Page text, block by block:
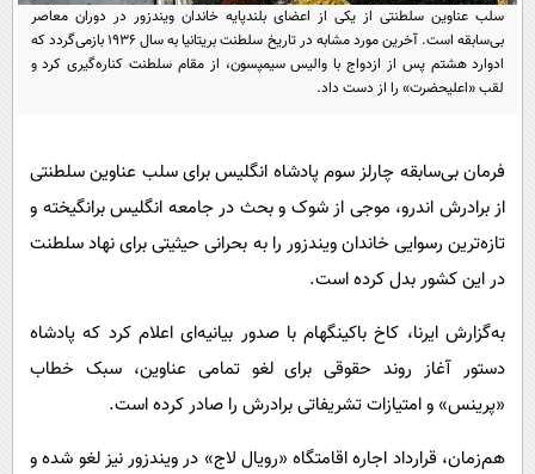
اخبار کریپتو
سرگرمی
فیلم
اقتصاد
محیط زیست
سلامت
فرهنگی
عصر ایران 2
خواندنی ها و دیدنی ها
پیامک
سلب عناوین سلطنتی از یکی از اعضای بلندپایه خاندان ویندزور در دوران معاصر
بی‌سابقه است. آخرین مورد مشابه در تاریخ سلطنت بریتانیا به سال ۱۹۳۶ بازمی‌گردد که
ادوارد هشتم پس از ازدواج با والیس سیمپسون، از مقام سلطنت کناره‌گیری کرد و
لقب «اعلیحضرت» را از دست داد.
فرمان بی‌سابقه چارلز سوم پادشاه انگلیس برای سلب عناوین سلطنتی
از برادرش اندرو، موجی از شوک و بحث در جامعه انگلیس برانگیخته و
تازه‌ترین رسوایی خاندان ویندزور را به بحرانی حیثیتی برای نهاد سلطنت
در این کشور بدل کرده است.
به‌گزارش ایرنا، کاخ باکینگهام با صدور بیانیه‌ای اعلام کرد که پادشاه
دستور آغاز روند حقوقی برای لغو تمامی عناوین، سبک خطاب
«پرینس» و امتیازات تشریفاتی برادرش را صادر کرده است.
هم‌زمان، قرارداد اجاره اقامتگاه «رویال لاج» در ویندزور نیز لغو شده و